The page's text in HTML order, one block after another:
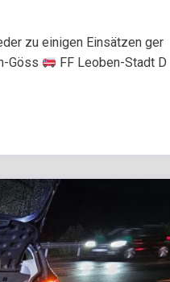
zu einigen Einsätzen ger
Göss
FF Leoben-Stadt D